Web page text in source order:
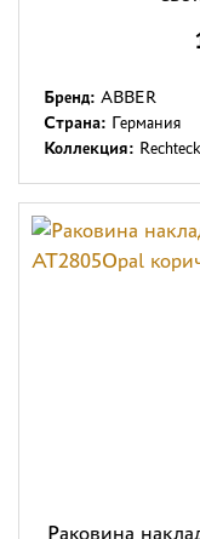
Бренд: ABBER
Страна: Германия
Коллекция: Rechteck
Раковина